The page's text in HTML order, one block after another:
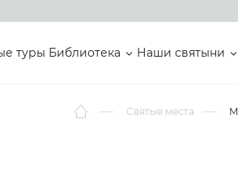
туры Библиотека Наши святыни
Святые места